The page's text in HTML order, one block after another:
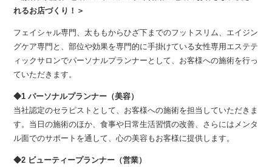
れるお店づくり！＞
フェイシャル専門、太ももからひざ下までのフットスリム、エイジン
グケア専門と、部位や効果を専門的に手掛けている女性専用エステテ
ィックサロンでパーソナルプランナーとして、お客様への施術を行っ
ていただきます。
◆1 パーソナルプランナー（美容）
当社認定のセラピストとして、お客様への施術を担当していただきま
す。当日の施術のほか、食事や日常生活習慣の改善、さらにはメンタ
ル面でのサポートを通して、心の美容もお客様に提供します。
◆2 ビューティープランナー（営業）